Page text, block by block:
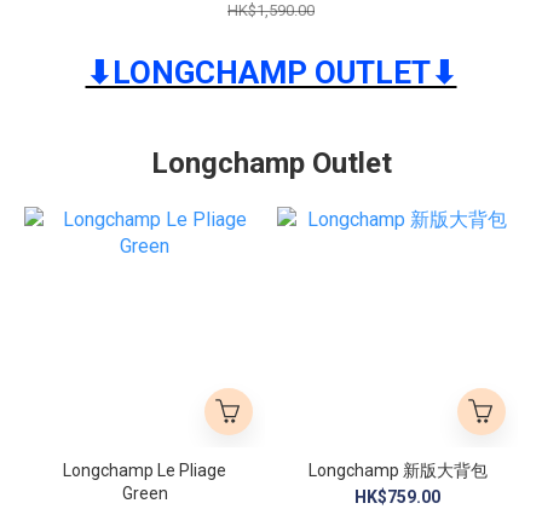
HK$1,590.00
⬇︎LONGCHAMP OUTLET⬇︎
Longchamp Outlet
Longchamp Le Pliage
Green
Longchamp 新版大背包
HK$759.00